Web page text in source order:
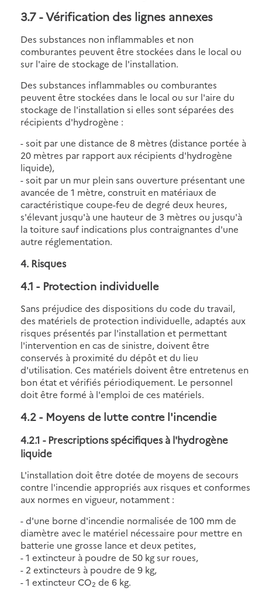
3.7- Vérification des lignes annexes
Des substances non inflammables et non
comburantes peuvent être stockées dans le local ou
sur l'aire de stockage de l'installation.
Des substances inflammables ou comburantes
peuvent être stockées dans le local ou sur l'aire du
stockage de l'installation si elles sont séparées des
récipients d'hydrogène :
- soit par une distance de 8 mètres (distance portée à
20 mètres par rapport aux récipients d'hydrogène
liquide),
- soit par un mur plein sans ouverture présentant une
avancée de 1 mètre, construit en matériaux de
caractéristique coupe-feu de degré deux heures,
s'élevant jusqu'à une hauteur de 3 mètres ou jusqu'à
la toiture sauf indications plus contraignantes d'une
autre réglementation.
4. Risques
4.1 - Protection individuelle
Sans préjudice des dispositions du code du travail,
des matériels de protection individuelle, adaptés aux
risques présentés par l'installation et permettant
l'intervention en cas de sinistre, doivent être
conservés à proximité du dépôt et du lieu
d'utilisation. Ces matériels doivent être entretenus en
bon état et vérifiés périodiquement. Le personnel
doit être formé à l'emploi de ces matériels.
4.2 - Moyens de lutte contre l'incendie
4.2.1 - Prescriptions spécifiques à l'hydrogène
liquide
L'installation doit être dotée de moyens de secours
contre l'incendie appropriés aux risques et conformes
aux normes en vigueur, notamment :
- d'une borne d'incendie normalisée de 100 mm de
diamètre avec le matériel nécessaire pour mettre en
batterie une grosse lance et deux petites,
- 1 extincteur à poudre de 50 kg sur roues,
- 2 extincteurs à poudre de 9 kg,
- 1 extincteur CO2 de 6 kg.